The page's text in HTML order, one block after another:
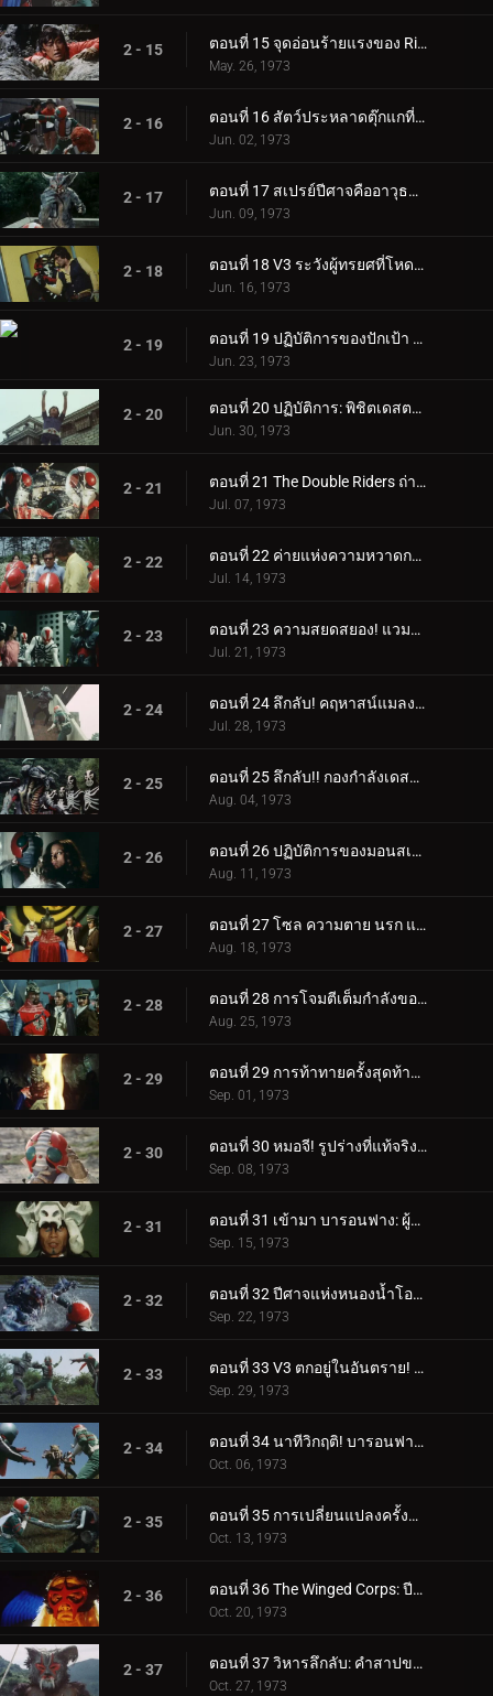
2 - 15 ตอนที่ 15 จุดอ่อนร้ายแรงของ Rider V3!!
May. 26, 1973
2 - 16 ตอนที่ 16 สัตว์ประหลาดตุ๊กแกที่มีขีปนาวุธอยู่บนหลัง!
Jun. 02, 1973
2 - 17 ตอนที่ 17 สเปรย์ปีศาจคืออาวุธของยมทูต
Jun. 09, 1973
2 - 18 ตอนที่ 18 V3 ระวังผู้ทรยศที่โหดเหี้ยม!
Jun. 16, 1973
2 - 19 ตอนที่ 19 ปฏิบัติการของปักเป้า อาปาเช่: ตอร์ปิโด!!
Jun. 23, 1973
2 - 20 ตอนที่ 20 ปฏิบัติการ: พิชิตเดสตรอน ชิโกกุ
Jun. 30, 1973
2 - 21 ตอนที่ 21 The Double Riders ถ่ายทอดสด
Jul. 07, 1973
2 - 22 ตอนที่ 22 ค่ายแห่งความหวาดกลัว! ความลึกลับของคลองใต้ดิน
Jul. 14, 1973
2 - 23 ตอนที่ 23 ความสยดสยอง! แวมไพร์จากสุสาน
Jul. 21, 1973
2 - 24 ตอนที่ 24 ลึกลับ! คฤหาสน์แมลงสาบ!!
Jul. 28, 1973
2 - 25 ตอนที่ 25 ลึกลับ!! กองกำลังเดสตรอน เรนเจอร์
Aug. 04, 1973
2 - 26 ตอนที่ 26 ปฏิบัติการของมอนสเตอร์ฮีตเตอร์-จั๊กจั่น: มัมมี่
Aug. 11, 1973
2 - 27 ตอนที่ 27 โซล ความตาย นรก และความมืดผงาดขึ้นมาจากหลุมศพ
Aug. 18, 1973
2 - 28 ตอนที่ 28 การโจมตีเต็มกำลังของผู้บัญชาการทั้งห้า!
Aug. 25, 1973
2 - 29 ตอนที่ 29 การท้าทายครั้งสุดท้ายของหมอจี!
Sep. 01, 1973
2 - 30 ตอนที่ 30 หมอจี! รูปร่างที่แท้จริงของความชั่วร้ายคือ...?
Sep. 08, 1973
2 - 31 ตอนที่ 31 เข้ามา บารอนฟาง: ผู้บัญชาการแห่งคำสาป!!
Sep. 15, 1973
2 - 32 ตอนที่ 32 ปีศาจแห่งหนองน้ำโอนิบิ: หน่วยสอดแนมไรเดอร์ถูกทำลายล้าง!?
Sep. 22, 1973
2 - 33 ตอนที่ 33 V3 ตกอยู่ในอันตราย! ไรเดอร์หนึ่งและสองกลับมา!!
Sep. 29, 1973
2 - 34 ตอนที่ 34 นาทีวิกฤติ! บารอนฟาง ปะทะ ทรีไรเดอร์!!
Oct. 06, 1973
2 - 35 ตอนที่ 35 การเปลี่ยนแปลงครั้งสุดท้ายของบารอนฟาง
Oct. 13, 1973
2 - 36 ตอนที่ 36 The Winged Corps: ปีศาจแห่งท้องฟ้า
Oct. 20, 1973
2 - 37 ตอนที่ 37 วิหารลึกลับ: คำสาปของตระกูลมูซาซาบิ
Oct. 27, 1973